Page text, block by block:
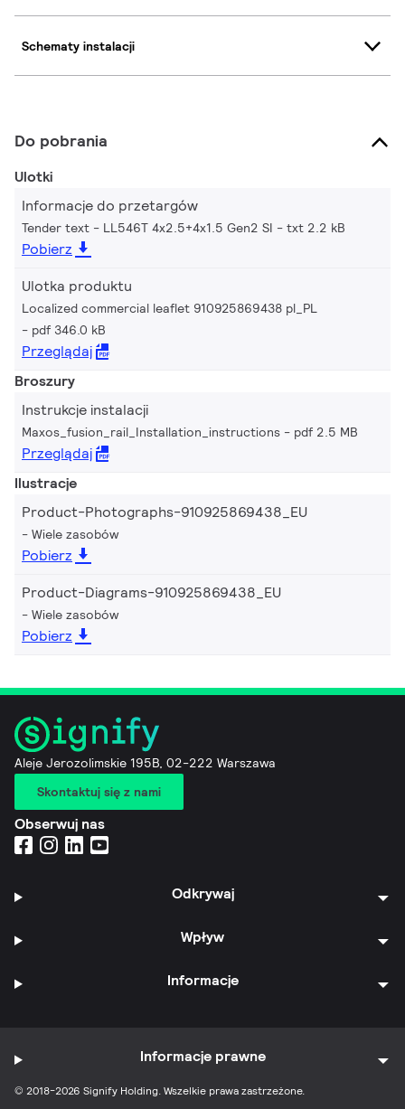
Schematy instalacji
Do pobrania
Ulotki
Informacje do przetargów
Tender text - LL546T 4x2.5+4x1.5 Gen2 SI txt 2.2 kB
Pobierz
Ulotka produktu
Localized commercial leaflet 910925869438 pl_PL
pdf 346.0 kB
Przeglądaj
Broszury
Instrukcje instalacji
Maxos_fusion_rail_Installation_instructions pdf 2.5 MB
Przeglądaj
Ilustracje
Product-Photographs-910925869438_EU
Wiele zasobów
Pobierz
Product-Diagrams-910925869438_EU
Wiele zasobów
Pobierz
Aleje Jerozolimskie 195B, 02-222 Warszawa
Skontaktuj się z nami
Obserwuj nas
Odkrywaj
Wpływ
Informacje
© 2018-2026 Signify Holding. Wszelkie prawa zastrzeżone.
Informacje prawne